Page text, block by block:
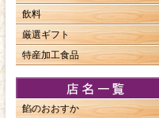
飲料
厳選ギフト
特産加工食品
餡のおおすか